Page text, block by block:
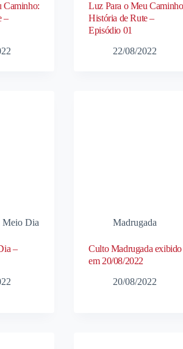
Caminho:
–
Luz Para o Meu
História de Rute –
Episódio 01
22/08/2022
Meio Dia
–
Madrugada
Culto Madrugada exibido
em 20/08/2022
20/08/2022